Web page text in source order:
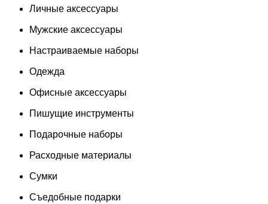
Личные аксессуары
Мужские аксессуары
Настраиваемые наборы
Одежда
Офисные аксессуары
Пишущие инструменты
Подарочные наборы
Расходные материалы
Сумки
Съедобные подарки